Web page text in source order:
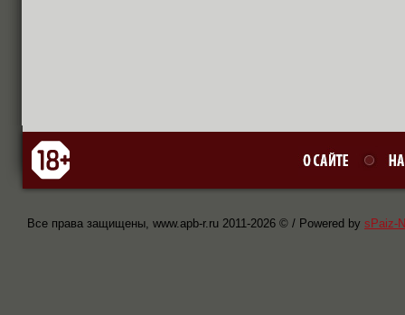
Все права защищены, www.apb-r.ru 2011-2026 © / Powered by sPaiz-